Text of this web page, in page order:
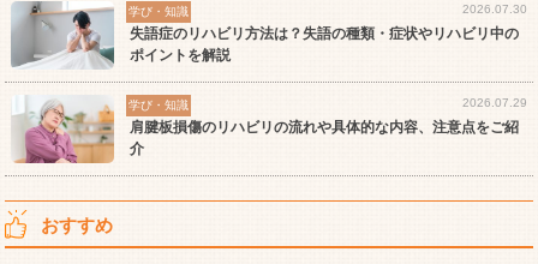
学び・知識 2026.07.30
失語症のリハビリ方法は？失語の種類・症状やリハビリ中の
ポイントを解説
学び・知識 2026.07.29
肩腱板損傷のリハビリの流れや具体的な内容、注意点をご紹
介
おすすめ